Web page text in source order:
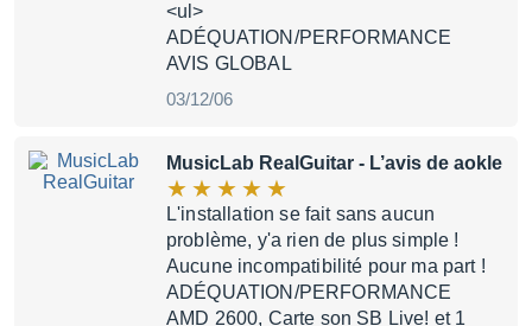
<ul>
ADÉQUATION/PERFORMANCE
AVIS GLOBAL
03/12/06
MusicLab RealGuitar - L’avis de aokle
L'installation se fait sans aucun
problème, y'a rien de plus simple !
Aucune incompatibilité pour ma part !
ADÉQUATION/PERFORMANCE
AMD 2600, Carte son SB Live! et 1